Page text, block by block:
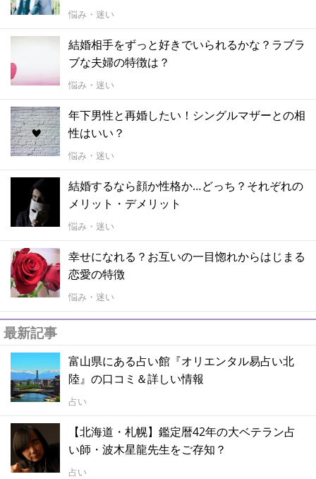
悩み・迷い
結婚相手をずっと好きでいられるかな？ラブラ
ブな夫婦の特徴は？
悩み・迷い
年下男性と再婚したい！シングルマザーとの相
性はいい？
悩み・迷い
結婚するなら顔か性格か…どっち？それぞれの
メリット・デメリット
悩み・迷い
幸せになれる？お互いの一目惚れからはじまる
恋愛の特徴
悩み・迷い
最新記事
富山県にある占い館『オリエンタル易占い北
陸』の口コミ＆詳しい情報
占い
【北海道・札幌】鑑定暦42年の大ベテラン占
い師・波木星龍先生をご存知？
占い